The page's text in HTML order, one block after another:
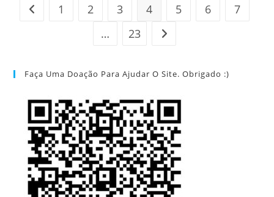
Ir para a página anterior
1 2 3 4 5 6
7
…
23 Ir para a próxima página
Faça Uma Doação Para Ajudar O Site. Obrigado :)